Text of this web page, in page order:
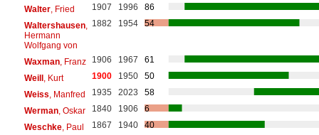
Walter, Fried 1907 1996
86
Waltershausen,
Hermann
Wolfgang von
1882 1954 54
Waxman, Franz 1906 1967
61
Weill, Kurt 1900 1950
50
Weiss , Manfred 1935 2023
58
Werman, Oskar 1840 1906
6
Weschke, Paul 1867 1940
40